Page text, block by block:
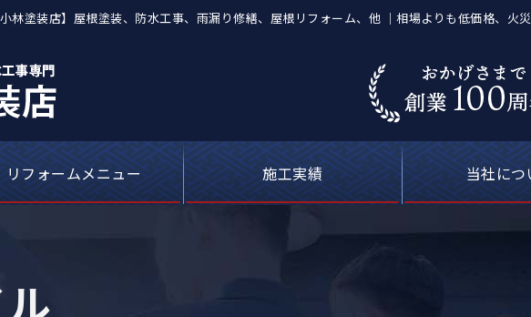
林塗装店】屋根塗装、防水工事、雨漏り修繕、屋根リフォーム、他 ｜相場よりも低価格、火
リフォームメニュー
塗料について
カラーシミュレーション
外壁塗装・屋根塗装の費用について
雨漏り修理
施工実績
現場ブログ
お客さまの声
当社につ